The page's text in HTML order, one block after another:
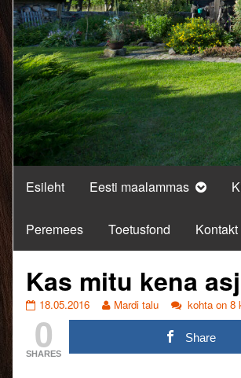
Esileht Eesti maalammas
Peremees Toetusfond Kontakt
Kas mitu kena
Kas
kena
asja
saab
18.05.2016
Read
more
Mardi talu
Kas
mitu
kena
asja
kohta on 8
0
SHARES
Share